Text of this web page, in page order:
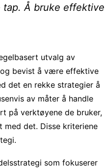
tap. Å bruke effektive
utvalg av
bevist å være effektive
det en rekke strategier å
av måter å handle
på verktøyene de bruker,
med det. Disse kriteriene
som fokuserer